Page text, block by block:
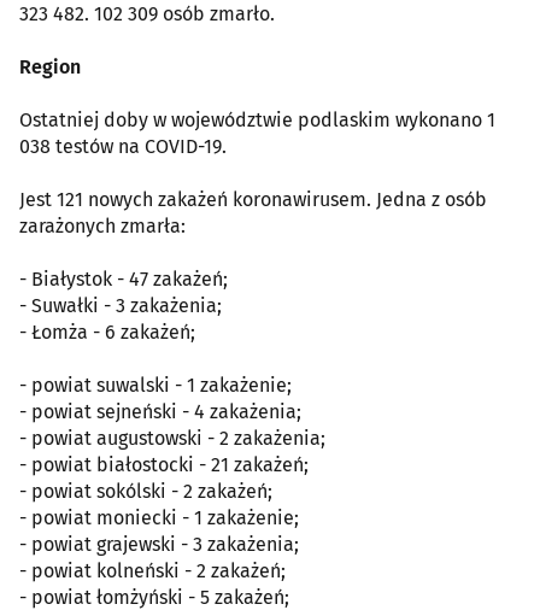
323 482. 102 309 osób zmarło.
Region
Ostatniej doby w województwie podlaskim wykonano 1
038 testów na COVID-19.
Jest 121 nowych zakażeń koronawirusem. Jedna z osób
zarażonych zmarła:
- Białystok - 47 zakażeń;
- Suwałki - 3 zakażenia;
- Łomża - 6 zakażeń;
- powiat suwalski - 1 zakażenie;
- powiat sejneński - 4 zakażenia;
- powiat augustowski - 2 zakażenia;
- powiat białostocki - 21 zakażeń;
- powiat sokólski - 2 zakażeń;
- powiat moniecki - 1 zakażenie;
- powiat grajewski - 3 zakażenia;
- powiat kolneński - 2 zakażeń;
- powiat łomżyński - 5 zakażeń;